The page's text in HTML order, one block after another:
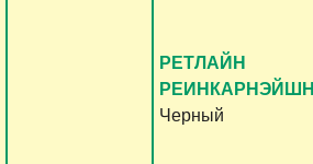
РЕТЛАЙН
РЕИНКАРНЭЙШН
Черный